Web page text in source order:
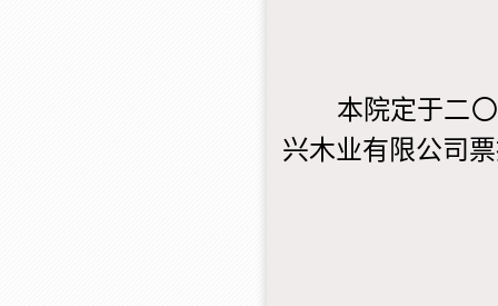
本院定于二〇
兴木业有限公司